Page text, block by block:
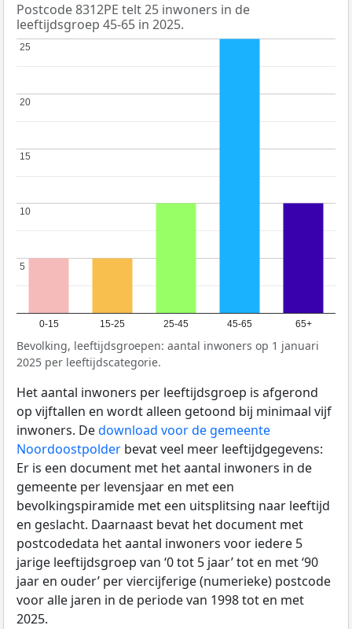
Postcode 8312PE telt 25 inwoners in de
leeftijdsgroep 45-65 in 2025.
0-15 15-25 25-45 45-65 65+
5
5
10
10
15
15
20
20
25
25
Bevolking, leeftijdsgroepen: aantal inwoners op 1 januari
2025 per leeftijdscategorie.
Het aantal inwoners per leeftijdsgroep is afgerond
op vijftallen en wordt alleen getoond bij minimaal vijf
inwoners. Dedownload voor de gemeente
Noordoostpolder bevat veel meer leeftijdgegevens:
Er is een document met het aantal inwoners in de
gemeente per levensjaar en met een
bevolkingspiramide met een uitsplitsing naar leeftijd
en geslacht. Daarnaast bevat het document met
postcodedata het aantal inwoners voor iedere 5
jarige leeftijdsgroep van ‘0 tot 5 jaar’ tot en met ‘90
jaar en ouder’ per viercijferige (numerieke) postcode
voor alle jaren in de periode van 1998 tot en met
2025.